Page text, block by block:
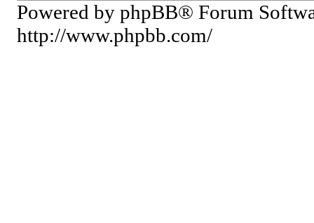
Powered by phpBB® Forum
http://www.phpbb.com/